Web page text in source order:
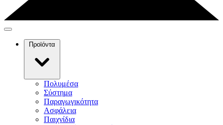
Προϊόντα
Πολυμέσα
Σύστημα
Παραγωγικότητα
Ασφάλεια
Παιχνίδια